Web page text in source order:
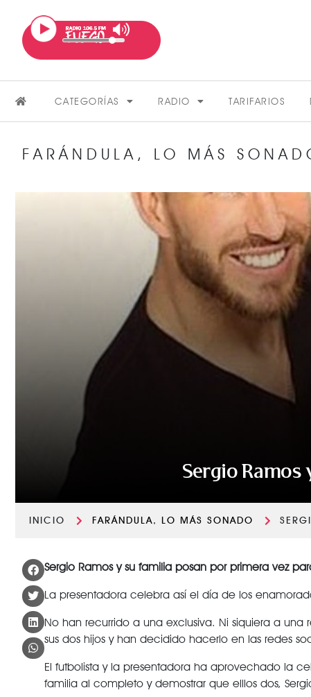
CATEGORÍAS RADIO TARIFARIOS
FARÁNDULA
VER MÁS
FARÁNDULA , LO MÁS
Sergio
INICIO FARÁNDULA, LO MÁS SONADO
Sergio Ramos y su familia posan por primera vez
La presentadora celebra así el día de los
No han recurrido a una exclusiva. Ni siquiera a una
sus dos hijos y han decidido hacerlo en las redes
El futbolista y la presentadora ha aprovechado la
familia al completo y demostrar que elllos dos,